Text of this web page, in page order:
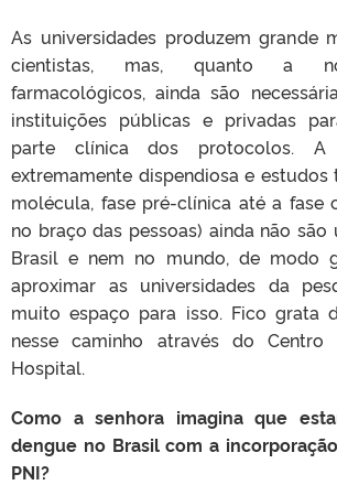
As universidades produzem grande
cientistas, mas, quanto a
farmacológicos, ainda são
instituições públicas e privadas
parte clínica dos protocolos.
extremamente dispendiosa e estudos
molécula, fase pré-clínica até a fase
no braço das pessoas) ainda não são
Brasil e nem no mundo, de modo
aproximar as universidades da
muito espaço para isso. Fico grata
nesse caminho através do Centro
Hospital.
Como a senhora imagina que
dengue no Brasil com a
PNI?